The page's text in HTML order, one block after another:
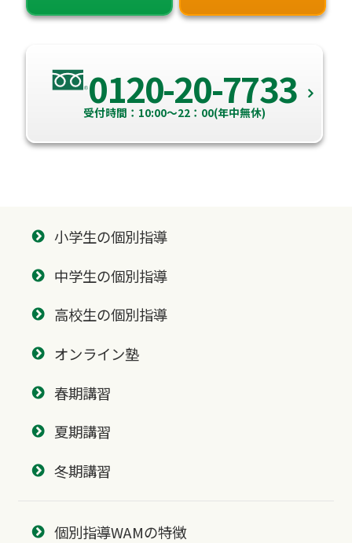
0120-20-7733
受付時間：10:00～22：00(年中無休)
小学生の個別指導
中学生の個別指導
高校生の個別指導
オンライン塾
春期講習
夏期講習
冬期講習
個別指導WAMの特徴